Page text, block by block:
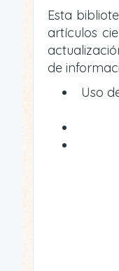
Esta
artículos
de
Uso